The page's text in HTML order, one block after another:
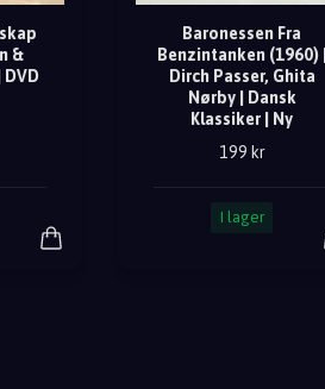
&
DVD
Baronessen Fra
Benzintanken (1960) |
Dirch Passer, Ghita
Nørby | Dansk
Klassiker | Ny
199 kr
I lager